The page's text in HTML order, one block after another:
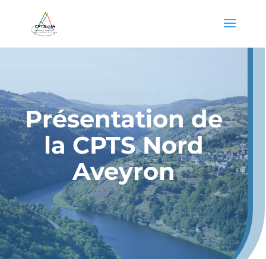
Présentation de
la CPTS Nord
Aveyron